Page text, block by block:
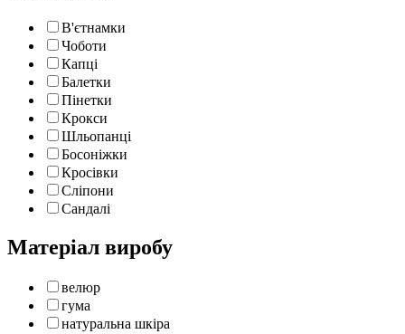
В'єтнамки
Чоботи
Капці
Балетки
Пінетки
Крокси
Шльопанці
Босоніжки
Кросівки
Сліпони
Сандалі
Матеріал виробу
велюр
гума
натуральна шкіра